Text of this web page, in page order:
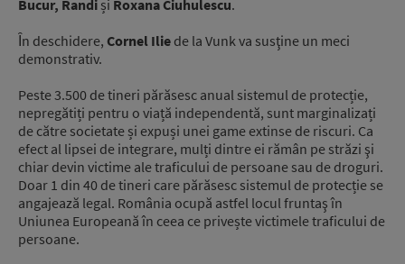
Bucur, Randi și Roxana Ciuhulescu.
Ȋn deschidere, Cornel Ilie de la Vunk va susţine un meci
demonstrativ.
Peste 3.500 de tineri părăsesc anual sistemul de protecție,
nepregătiți pentru o viață independentă, sunt marginalizați
de către societate și expuși unei game extinse de riscuri. Ca
efect al lipsei de integrare, mulți dintre ei rămân pe străzi şi
chiar devin victime ale traficului de persoane sau de droguri.
Doar 1 din 40 de tineri care părăsesc sistemul de protecție se
angajează legal. România ocupă astfel locul fruntaş în
Uniunea Europeană în ceea ce privește victimele traficului de
persoane.